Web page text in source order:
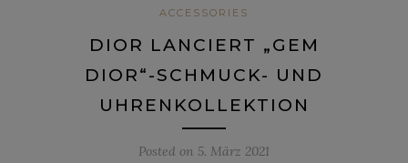
ACCESSORIES
DIOR LANCIERT „GEM
DIOR“-SCHMUCK- UND
UHRENKOLLEKTION
Posted on 5. März 2021